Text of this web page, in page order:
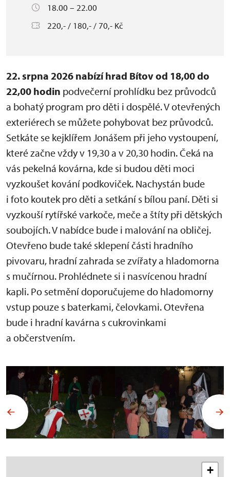
18.00 – 22.00
220,- / 180,- / 70,- Kč
22. srpna 2026 nabízí hrad Bítov od 18,00 do
22,00 hodin podvečerní prohlídku bez průvodců
a bohatý program pro děti i dospělé. V otevřených
exteriérech se můžete pohybovat bez průvodců.
Setkáte se kejklířem Jonášem při jeho vystoupení,
které začne vždy v 19,30 a v 20,30 hodin. Čeká na
vás pekelná kovárna, kde si budou děti moci
vyzkoušet kování podkoviček. Nachystán bude
i foto koutek pro děti a setkání s bílou paní. Děti si
vyzkouší rytířské varkoče, meče a štíty při dětských
soubojích. V nabídce bude i malování na obličej.
Otevřeno bude také sklepení části hradního
pivovaru, hradní zahrada se zvířaty a hladomorna
s mučírnou. Prohlédnete si i nasvícenou hradní
kapli. Po setmění doporučujeme do hladomorny
vstup pouze s baterkami, čelovkami. Otevřena
bude i hradní kavárna s cukrovinkami
a občerstvením.
+